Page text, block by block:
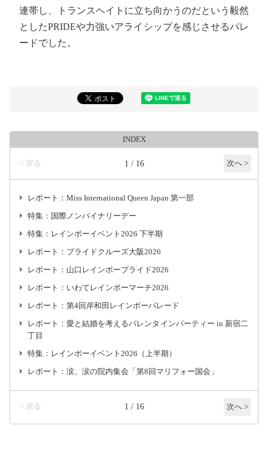
連帯し、トランスヘイトに立ち向かうのだという毅然
としたPRIDEや力強いアライシップを感じさせるパレ
ードでした。
INDEX
< 戻る 1 / 16 次へ >
レポート：Miss International Queen Japan 第一部
特集：国際ノンバイナリーデー
特集：レインボーイベント2026 下半期
レポート：プライドクルーズ大阪2026
レポート：山口レインボープライド2026
レポート：いわてレインボーマーチ2026
レポート：第4回岸和田レインボーパレード
レポート：愛と結婚を考えるバレンタインパーティー in 新宿二
丁目
特集：レインボーイベント2026（上半期）
レポート：涙、涙の院内集会「第8回マリフォー国会」
< 戻る 1 / 16 次へ >